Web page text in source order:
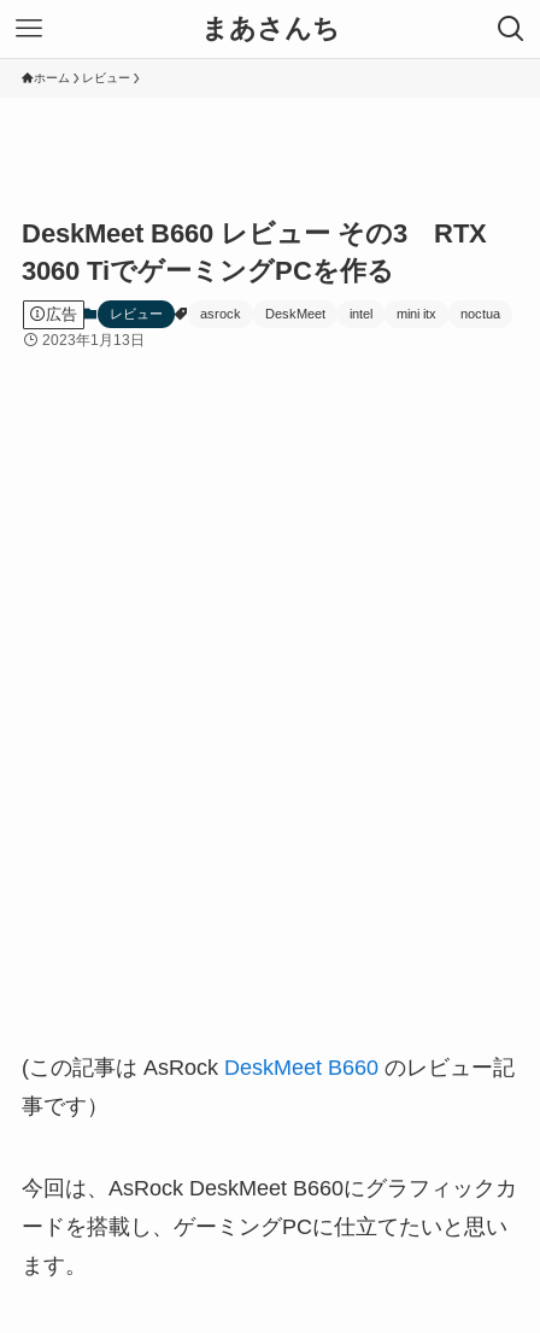
まあさんち
ホーム レビュー
DeskMeet B660 レビュー その3 RTX
3060 TiでゲーミングPCを作る
広告 レビュー asrock DeskMeet intel mini itx noctua
2023年1月13日
(この記事は AsRock DeskMeet B660のレビュー記
事です）
今回は、AsRock DeskMeet B660にグラフィックカ
ードを搭載し、ゲーミングPCに仕立てたいと思い
ます。